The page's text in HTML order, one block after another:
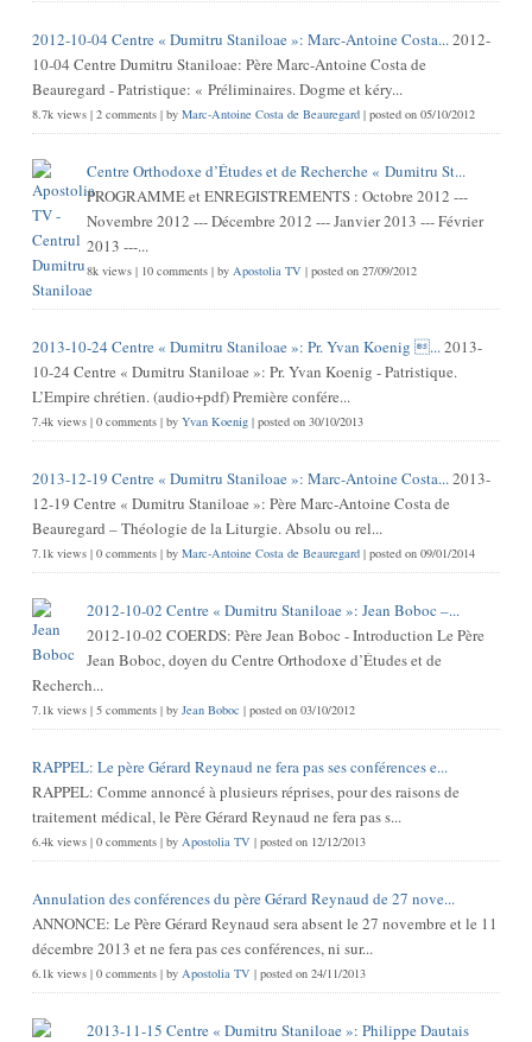
2012-10-04 Centre « Dumitru Staniloae »: Marc-Antoine Costa...2012-
10-04 Centre Dumitru Staniloae: Père Marc-Antoine Costa de
Beauregard - Patristique: « Préliminaires. Dogme et kéry...
8.7k views| 2 comments| by Marc-Antoine Costa de Beauregard| posted on 05/10/2012
Centre Orthodoxe d’Études et de Recherche « Dumitru St...
PROGRAMME et ENREGISTREMENTS : Octobre 2012 ---
Novembre 2012 --- Décembre 2012 --- Janvier 2013 --- Février
2013 ---...
8k views| 10 comments| by Apostolia TV | posted on 27/09/2012
2013-10-24 Centre « Dumitru Staniloae »: Pr. Yvan Koenig ...2013-
10-24 Centre « Dumitru Staniloae »: Pr. Yvan Koenig - Patristique.
L’Empire chrétien. (audio+pdf) Première confére...
7.4k views| 0 comments| by Yvan Koenig| posted on 30/10/2013
2013-12-19 Centre « Dumitru Staniloae »: Marc-Antoine Costa...2013-
12-19 Centre « Dumitru Staniloae »: Père Marc-Antoine Costa de
Beauregard – Théologie de la Liturgie. Absolu ou rel...
7.1k views| 0 comments| by Marc-Antoine Costa de Beauregard| posted on 09/01/2014
2012-10-02 Centre « Dumitru Staniloae »: Jean Boboc –...
2012-10-02 COERDS: Père Jean Boboc - Introduction Le Père
Jean Boboc, doyen du Centre Orthodoxe d’Études et de
Recherch...
7.1k views| 5 comments| by Jean Boboc | posted on 03/10/2012
RAPPEL: Le père Gérard Reynaud ne fera pas ses conférences e...
RAPPEL: Comme annoncé à plusieurs réprises, pour des raisons de
traitement médical, le Père Gérard Reynaud ne fera pas s...
6.4k views| 0 comments| by Apostolia TV | posted on 12/12/2013
Annulation des conférences du père Gérard Reynaud de 27 nove...
ANNONCE: Le Père Gérard Reynaud sera absent le 27 novembre et le 11
décembre 2013 et ne fera pas ces conférences, ni sur...
6.1k views| 0 comments| by Apostolia TV | posted on 24/11/2013
2013-11-15 Centre « Dumitru Staniloae »: Philippe Dautais